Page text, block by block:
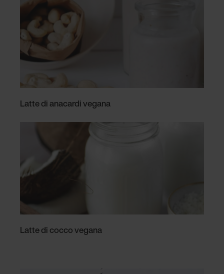
Latte di anacardi vegana
Latte di cocco vegana